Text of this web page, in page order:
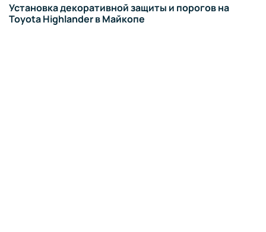
Установка декоративной защиты и порогов на
Toyota Highlander в Майкопе